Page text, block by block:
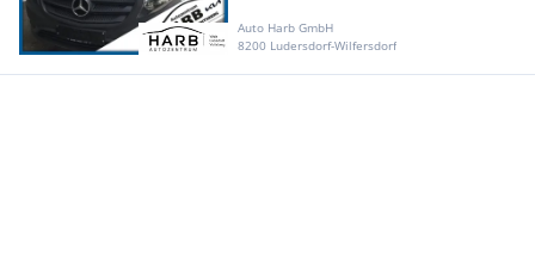
Auto Harb GmbH
8200 Ludersdorf-Wilfersdorf